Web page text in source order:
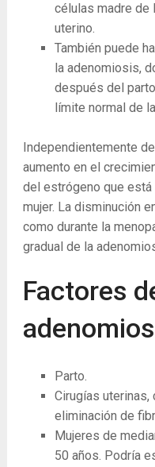
células madre de
uterino.
También puede
la adenomiosis,
después del
límite normal de
Independientemente
aumento en el
del estrógeno que
mujer. La disminución
como durante la
gradual de la
Factores
Parto.
Cirugías uterinas,
eliminación de
Mujeres de
50 años. Podría